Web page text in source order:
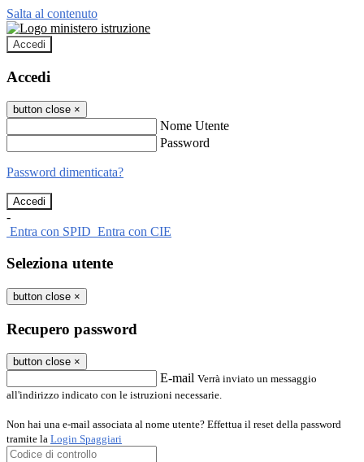
Salta al contenuto
Accedi
Accedi
button close ×
Nome Utente
Password
Password dimenticata?
-
Entra con SPID Entra con CIE
Seleziona utente
button close ×
Recupero password
button close ×
E-mail Verrà inviato un messaggio
all'indirizzo indicato con le istruzioni necessarie.
Non hai una e-mail associata al nome utente? Effettua il reset della password
tramite la Login Spaggiari